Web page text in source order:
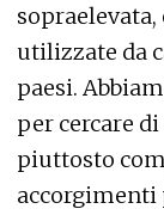
utilizzate da
paesi.
per cercare
piuttosto
accorgimenti